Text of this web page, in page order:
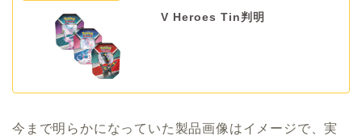
V Heroes Tin判明
今まで明らかになっていた製品画像はイメージで、実